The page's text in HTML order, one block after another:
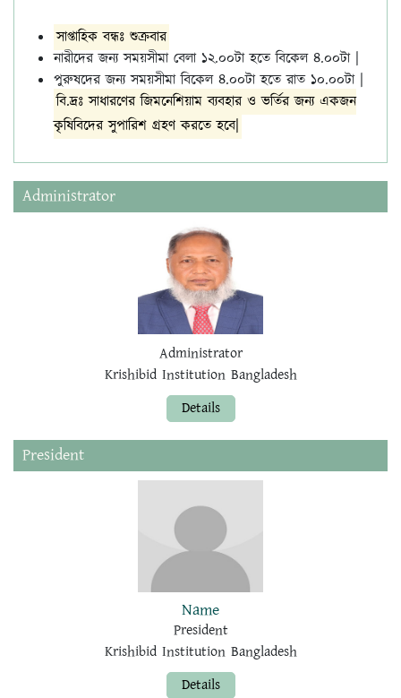
সাপ্তাহিক বন্ধঃ শুক্রবার
নারীদের জন্য সময়সীমা বেলা ১২.০০টা হতে বিকেল ৪.০০টা |
পুরুষদের জন্য সময়সীমা বিকেল ৪.০০টা হতে রাত ১০.০০টা |
বি.দ্রঃ সাধারণের জিমনেশিয়াম ব্যবহার ও ভর্তির জন্য একজন
কৃষিবিদের সুপারিশ গ্রহণ করতে হবে|
Administrator
Administrator
Krishibid Institution Bangladesh
Details
President
Name
President
Krishibid Institution Bangladesh
Details